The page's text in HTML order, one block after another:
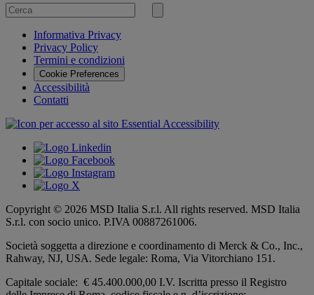
Cerca
per
Invia
Informativa Privacy
Privacy Policy
Termini e condizioni
Cookie Preferences
Accessibilità
Contatti
Copyright © 2026 MSD Italia S.r.l. All rights reserved. MSD Italia
S.r.l. con socio unico. P.IVA 00887261006.
Società soggetta a direzione e coordinamento di Merck & Co., Inc.,
Rahway, NJ, USA. Sede legale: Roma, Via Vitorchiano 151.
Capitale sociale: € 45.400.000,00 I.V. Iscritta presso il Registro